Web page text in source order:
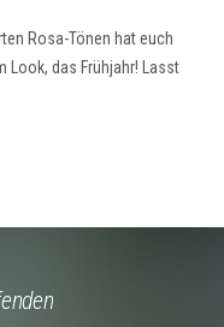
Rosa-Tönen hat euch
Look, das Frühjahr! Lasst